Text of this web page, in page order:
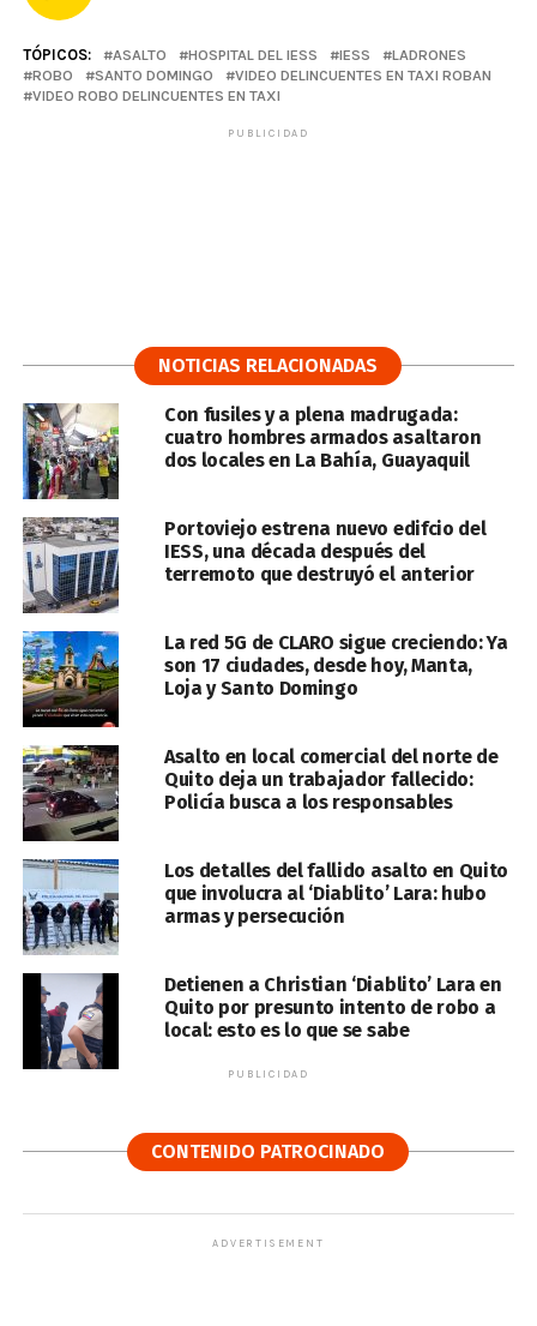
TÓPICOS: ASALTO HOSPITAL DEL IESS IESS
LADRONES
ROBO
SANTO DOMINGO
VIDEO DELINCUENTES EN TAXI ROBAN
VIDEO ROBO DELINCUENTES EN TAXI
PUBLICIDAD
NOTICIAS RELACIONADAS
Con fusiles y a plena madrugada:
cuatro hombres armados asaltaron
dos locales en La Bahía, Guayaquil
Portoviejo estrena nuevo edifcio del
IESS, una década después del
terremoto que destruyó el anterior
La red 5G de CLARO sigue creciendo: Ya
son 17 ciudades, desde hoy, Manta,
Loja y Santo Domingo
Asalto en local comercial del norte de
Quito deja un trabajador fallecido:
Policía busca a los responsables
Los detalles del fallido asalto en Quito
que involucra al ‘Diablito’ Lara: hubo
armas y persecución
Detienen a Christian ‘Diablito’ Lara en
Quito por presunto intento de robo a
local: esto es lo que se sabe
PUBLICIDAD
CONTENIDO PATROCINADO
ADVERTISEMENT